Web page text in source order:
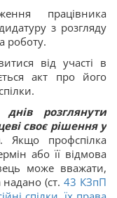
працівника
з розгляду
роботу.
від участі в
акт про його
розглянути
своє рішення у
Якщо профспілка
або її відмова
може вважати,
(ст. 43 КЗпП